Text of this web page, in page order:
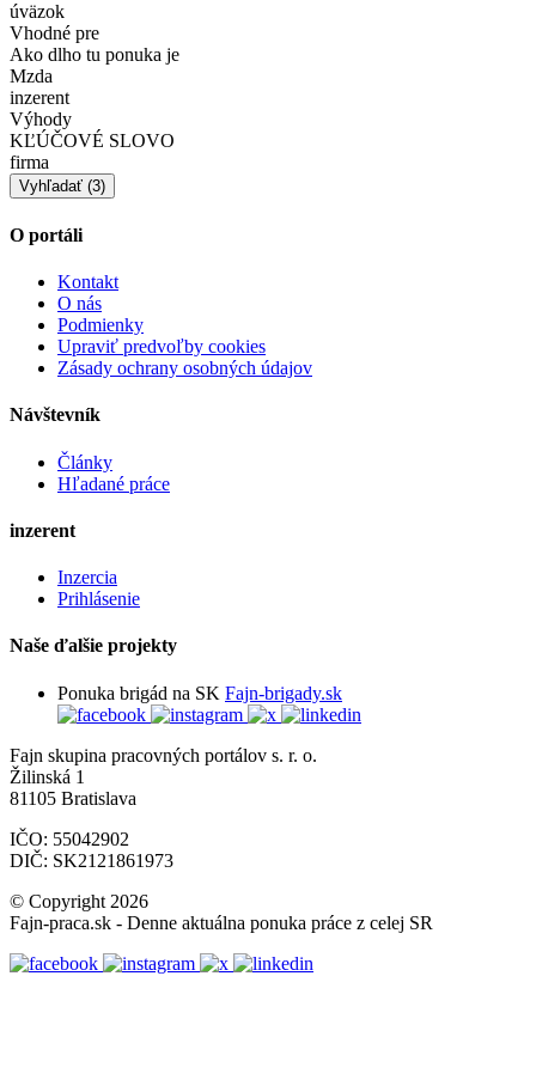
úväzok
Vhodné pre
Ako dlho tu ponuka je
Mzda
inzerent
Výhody
KĽÚČOVÉ SLOVO
firma
O portáli
Kontakt
O nás
Podmienky
Upraviť predvoľby cookies
Zásady ochrany osobných údajov
Návštevník
Články
Hľadané práce
inzerent
Inzercia
Prihlásenie
Naše ďalšie projekty
Ponuka brigád na SK Fajn-brigady.sk
Fajn skupina pracovných portálov s. r. o.
Žilinská 1
81105 Bratislava
IČO: 55042902
DIČ: SK2121861973
© Copyright 2026
Fajn-praca.sk - Denne aktuálna ponuka práce z celej SR